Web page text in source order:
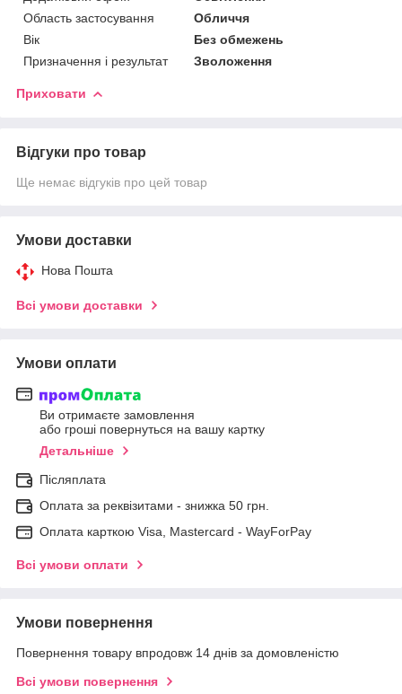
Область застосування
Обличчя
Вік
Без обмежень
Призначення і результат
Зволоження
Приховати
Відгуки про товар
Ще немає відгуків про цей товар
Умови доставки
Нова Пошта
Всі умови доставки
Умови оплати
Ви отримаєте замовлення
або гроші повернуться на вашу картку
Детальніше
Післяплата
Оплата за реквізитами - знижка 50 грн.
Оплата карткою Visa, Mastercard - WayForPay
Всі умови оплати
Умови повернення
Повернення товару впродовж 14 днів за домовленістю
Всі умови повернення